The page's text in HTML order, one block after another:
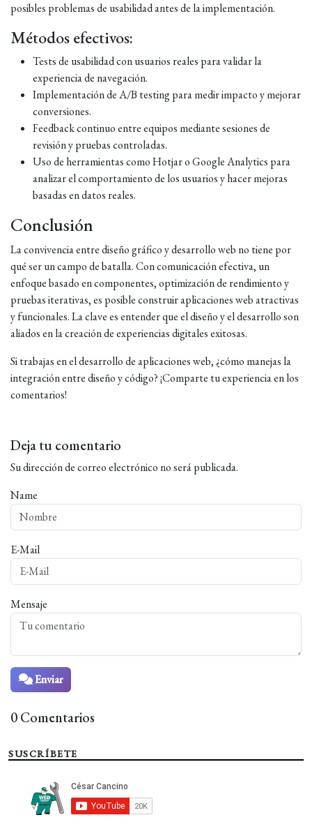
posibles problemas de usabilidad antes de la implementación.
Métodos efectivos:
Tests de usabilidad con usuarios reales para validar la
experiencia de navegación.
Implementación de A/B testing para medir impacto y mejorar
conversiones.
Feedback continuo entre equipos mediante sesiones de
revisión y pruebas controladas.
Uso de herramientas como Hotjar o Google Analytics para
analizar el comportamiento de los usuarios y hacer mejoras
basadas en datos reales.
Conclusión
La convivencia entre diseño gráfico y desarrollo web no tiene por
qué ser un campo de batalla. Con comunicación efectiva, un
enfoque basado en componentes, optimización de rendimiento y
pruebas iterativas, es posible construir aplicaciones web atractivas
y funcionales. La clave es entender que el diseño y el desarrollo son
aliados en la creación de experiencias digitales exitosas.
Si trabajas en el desarrollo de aplicaciones web, ¿cómo manejas la
integración entre diseño y código? ¡Comparte tu experiencia en los
comentarios!
Deja tu comentario
Su dirección de correo electrónico no será publicada.
Name
E-Mail
Mensaje
Enviar
0 Comentarios
SUSCRÍBETE